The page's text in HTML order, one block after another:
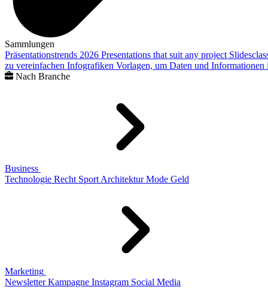
Sammlungen
Präsentationstrends 2026 Presentations that suit any project
zu vereinfachen Infografiken Vorlagen, um Daten und
Nach Branche
Business
Technologie Recht Sport Architektur Mode Geld
Marketing
Newsletter Kampagne Instagram Social Media